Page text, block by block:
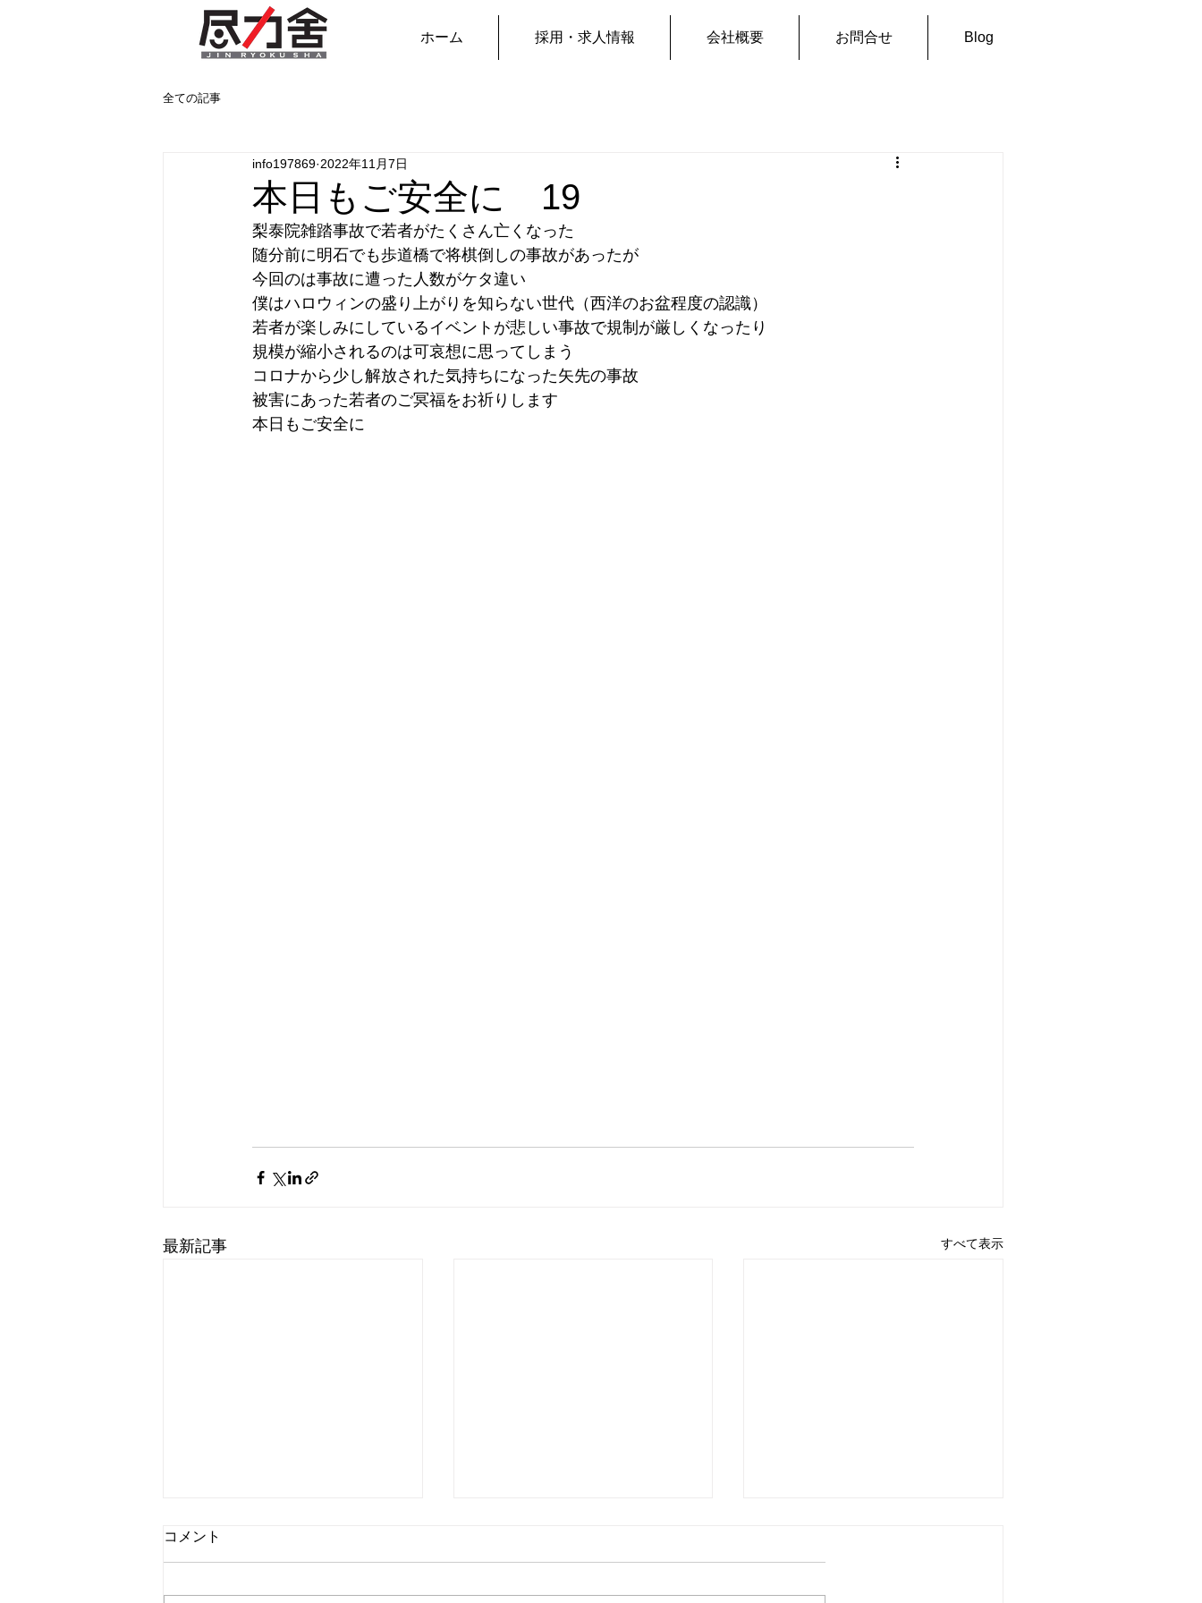
ホーム 採用・求人情報 会社概要 お問合せ Blog
全ての記事
本日もご安全に 19
info197869 2022年11月7日
梨泰院雑踏事故で若者がたくさん亡くなった
随分前に明石でも歩道橋で将棋倒しの事故があったが
今回のは事故に遭った人数がケタ違い
僕はハロウィンの盛り上がりを知らない世代（西洋のお盆程度の認識）
若者が楽しみにしているイベントが悲しい事故で規制が厳しくなったり
規模が縮小されるのは可哀想に思ってしまう
コロナから少し解放された気持ちになった矢先の事故
被害にあった若者のご冥福をお祈りします
本日もご安全に
最新記事 すべて表示
コメント